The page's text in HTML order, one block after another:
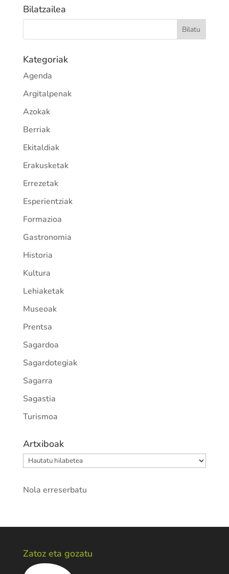
Bilatzailea
Kategoriak
Agenda
Argitalpenak
Azokak
Berriak
Ekitaldiak
Erakusketak
Errezetak
Esperientziak
Formazioa
Gastronomia
Historia
Kultura
Lehiaketak
Museoak
Prentsa
Sagardoa
Sagardotegiak
Sagarra
Sagastia
Turismoa
Artxiboak
Artxiboak
Nola erreserbatu
Zatoz eta gozatu